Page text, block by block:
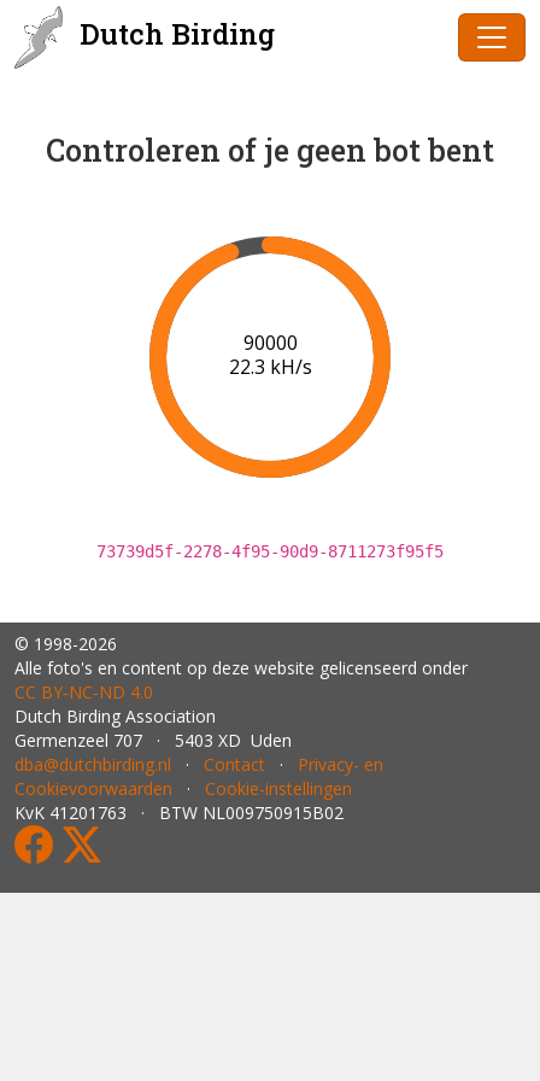
Dutch Birding
Controleren of je geen bot bent
91000
22.3 kH/s
73739d5f-2278-4f95-90d9-8711273f95f5
© 1998-2026
Alle foto's en content op deze website gelicenseerd onder
CC BY‑NC‑ND 4.0
Dutch Birding Association
Germenzeel 707 · 5403 XD Uden
dba@dutchbirding.nl · Contact · Privacy- en
Cookievoorwaarden · Cookie-instellingen
KvK 41201763 · BTW NL009750915B02